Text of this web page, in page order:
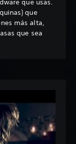
que usas.
que
más alta,
que sea